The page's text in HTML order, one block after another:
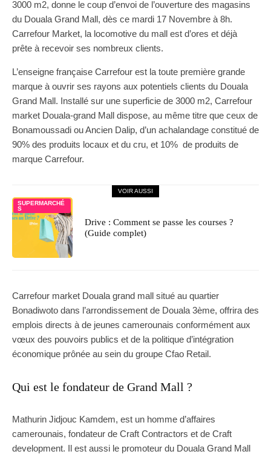
3000 m2, donne le coup d’envoi de l’ouverture des magasins
du Douala Grand Mall, dès ce mardi 17 Novembre à 8h.
Carrefour Market, la locomotive du mall est d’ores et déjà
prête à recevoir ses nombreux clients.
L’enseigne française Carrefour est la toute première grande
marque à ouvrir ses rayons aux potentiels clients du Douala
Grand Mall. Installé sur une superficie de 3000 m2, Carrefour
market Douala-grand Mall dispose, au même titre que ceux de
Bonamoussadi ou Ancien Dalip, d’un achalandage constitué de
90% des produits locaux et du cru, et 10% de produits de
marque Carrefour.
VOIR AUSSI
SUPERMARCHÉ
S
Drive : Comment se passe les courses ?
(Guide complet)
Carrefour market Douala grand mall situé au quartier
Bonadiwoto dans l’arrondissement de Douala 3ème, offrira des
emplois directs à de jeunes camerounais conformément aux
vœux des pouvoirs publics et de la politique d’intégration
économique prônée au sein du groupe Cfao Retail.
Qui est le fondateur de Grand Mall ?
Mathurin Jidjouc Kamdem, est un homme d’affaires
camerounais, fondateur de Craft Contractors et de Craft
development. Il est aussi le promoteur du Douala Grand Mall